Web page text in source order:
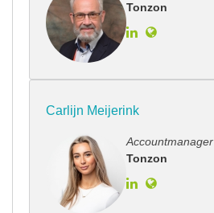
Tonzon
Carlijn Meijerink
Accountmanager
Tonzon